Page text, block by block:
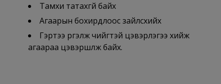
Тамхи татахгүй байх
Агаарын бохирдлоос зайлсхийх
Гэртээ үргэлж чийгтэй цэвэрлэгээ хийж
агаараа цэвэршүүлж байх.